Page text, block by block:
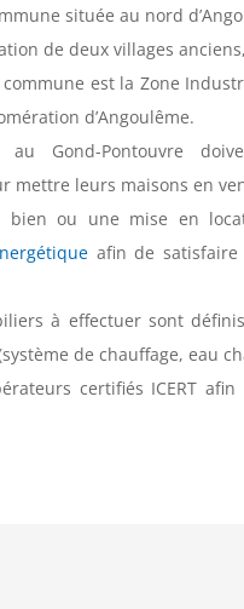
située au nord
de deux villages
est la Zone
d’Angoulême.
au Gond-Pontouvre
mettre leurs maisons en
bien ou une mise en
afin de satisfaire
à effectuer sont
de chauffage, eau
certifiés ICERT